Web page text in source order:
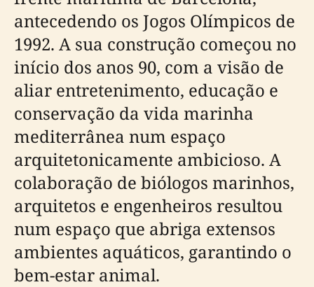
antecedendo os Jogos Olímpicos de
1992. A sua construção começou no
início dos anos 90, com a visão de
aliar entretenimento, educação e
conservação da vida marinha
mediterrânea num espaço
arquitetonicamente ambicioso. A
colaboração de biólogos marinhos,
arquitetos e engenheiros resultou
num espaço que abriga extensos
ambientes aquáticos, garantindo o
bem-estar animal.